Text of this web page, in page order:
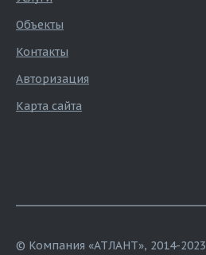
Объекты
Контакты
Авторизация
Карта сайта
© Компания «АТЛАНТ», 2014-2023